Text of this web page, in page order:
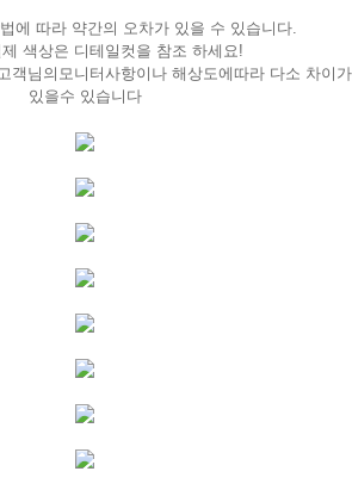
에 따라 약간의 오차가 있을 수 있습니다.
색상은 디테일컷을 참조 하세요!
객님의모니터사항이나 해상도에따라 다소 차이가
있을수 있습니다